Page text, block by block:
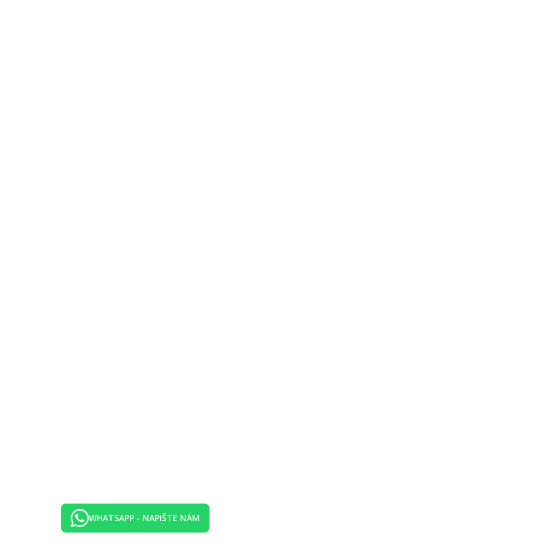
mořem (pozvolný vstup) vhodná především pro děti - 100 m, obchod - 300 m, nákupy a bary - 150 m
mostem). Možnost dvou trajektových linek: Stinica (pevnina) - Mišnjak (ostrov Rab) nebo Valbiska (ostrov Krk) - Lopar (ostrov Rab).
se dostanete přes most. Ceník trajektů je k dispozici na stránkách Rabske plovidbe koncem dubna.
wi-fi připojení k internetu (negarantujeme sílu signálu)
basketbal a házenou, tenisové kurty*, potápěčské centrum*, rodinná zábava každý večer v nedalekém San Marino Camping Resort
hřiště
vybraných alkoholických a nealkoholických nápojů (19:00 - 21:00)
Marino
sociální zařízení se sprchou, balkon
WHATSAPP - NAPIŠTE NÁM